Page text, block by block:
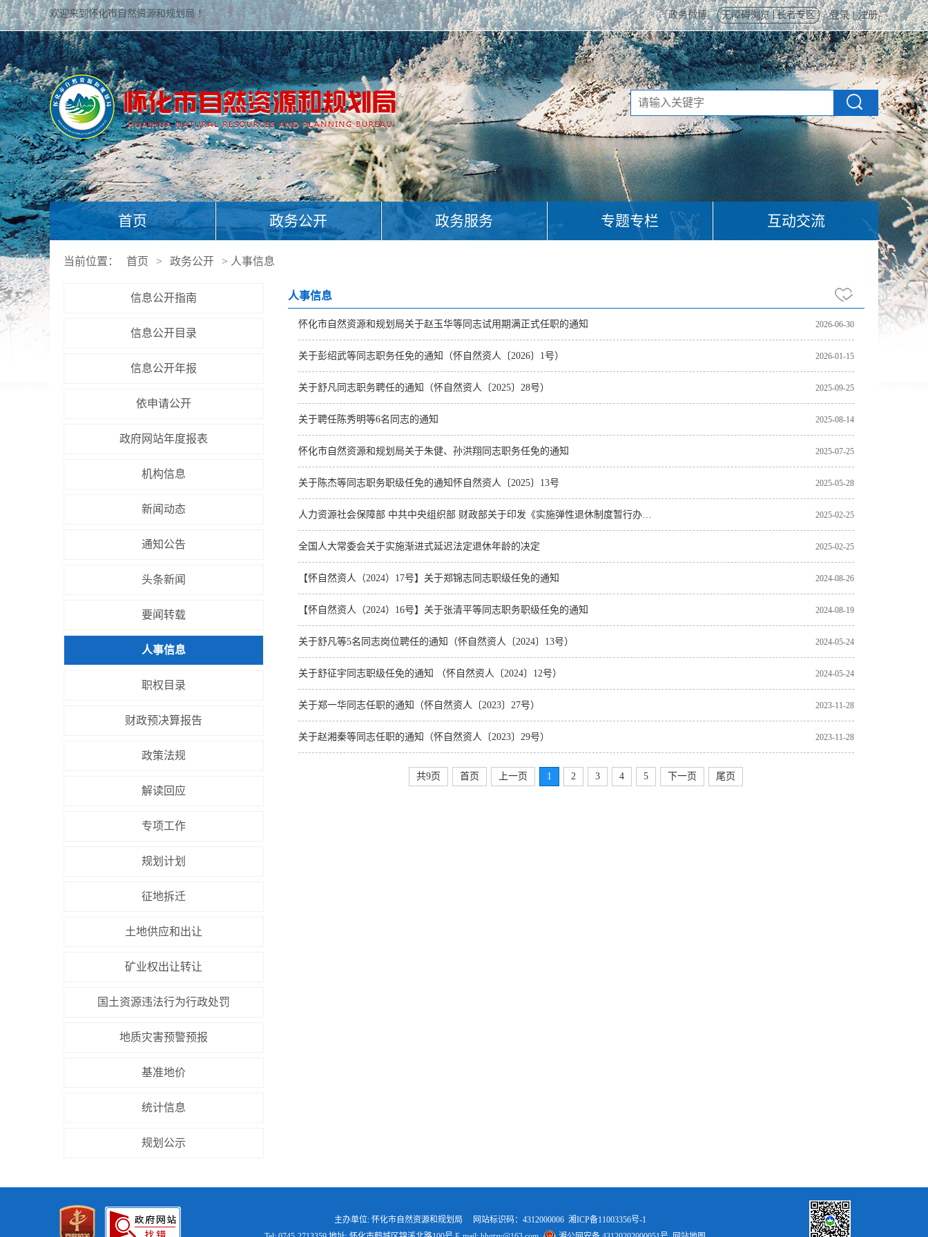
欢迎来到怀化市自然资源和规划局 ！ 政务微博 无障碍浏览 长者专区 登录|注册
首页 政务公开 政务服务 专题专栏 互动交流
当前位置： 首页 > 政务公开 > 人事信息
信息公开指南
信息公开目录
信息公开年报
依申请公开
政府网站年度报表
机构信息
新闻动态
通知公告
头条新闻
要闻转载
人事信息
职权目录
财政预决算报告
政策法规
解读回应
专项工作
规划计划
征地拆迁
土地供应和出让
矿业权出让转让
国土资源违法行为行政处罚
地质灾害预警预报
基准地价
统计信息
规划公示
人事信息
怀化市自然资源和规划局关于赵玉华等同志试用期满正式任职的通知 2026-06-30
关于彭绍武等同志职务任免的通知（怀自然资人〔2026〕1号） 2026-01-15
关于舒凡同志职务聘任的通知（怀自然资人〔2025〕28号） 2025-09-25
关于聘任陈秀明等6名同志的通知 2025-08-14
怀化市自然资源和规划局关于朱健、孙洪翔同志职务任免的通知 2025-07-25
关于陈杰等同志职务职级任免的通知怀自然资人〔2025〕13号 2025-05-28
人力资源社会保障部 中共中央组织部 财政部关于印发《实施弹性退休制度暂行办法》的通知 2025-02-25
全国人大常委会关于实施渐进式延迟法定退休年龄的决定 2025-02-25
【怀自然资人（2024）17号】关于郑锦志同志职级任免的通知 2024-08-26
【怀自然资人（2024）16号】关于张清平等同志职务职级任免的通知 2024-08-19
关于舒凡等5名同志岗位聘任的通知（怀自然资人〔2024〕13号） 2024-05-24
关于舒征宇同志职级任免的通知 （怀自然资人〔2024〕12号） 2024-05-24
关于郑一华同志任职的通知（怀自然资人〔2023〕27号） 2023-11-28
关于赵湘秦等同志任职的通知（怀自然资人〔2023〕29号） 2023-11-28
共9页 首页 上一页 1 2 3 4 5 下一页 尾页
主办单位: 怀化市自然资源和规划局 网站标识码：4312000006 湘ICP备11003356号-1